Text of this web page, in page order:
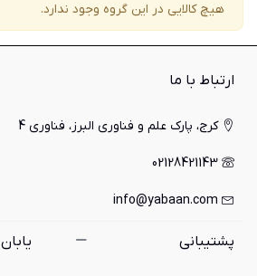
هیچ کالایی در این گروه وجود ندارد.
ارتباط با ما
کرج، پارک علم و فناوری البرز، فناوری 4
02128421143
info@yabaan.com
پشتیبانی یابان